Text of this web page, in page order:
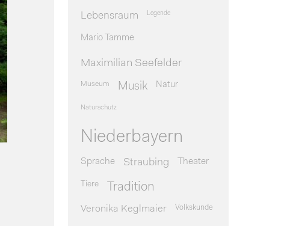
Lebensraum Legende
Mario Tamme
Maximilian Seefelder
Museum Musik Natur
Naturschutz
Niederbayern
Sprache Straubing Theater
Tiere Tradition
Veronika Keglmaier Volkskunde